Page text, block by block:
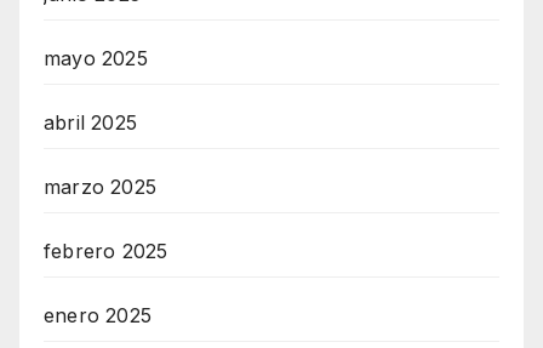
mayo 2025
abril 2025
marzo 2025
febrero 2025
enero 2025